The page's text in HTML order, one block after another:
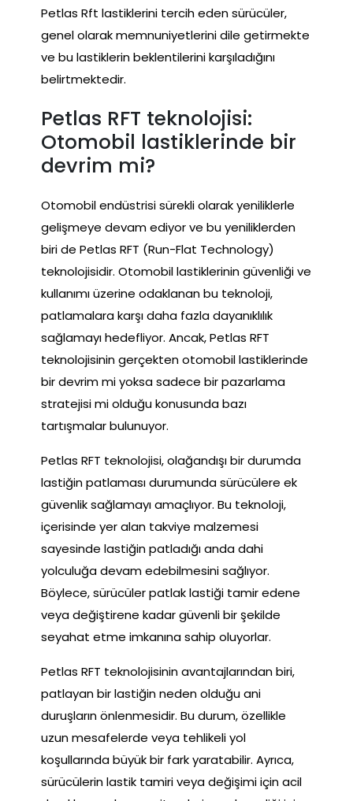
Petlas Rft lastiklerini tercih eden sürücüler,
genel olarak memnuniyetlerini dile getirmekte
ve bu lastiklerin beklentilerini karşıladığını
belirtmektedir.
Petlas RFT teknolojisi:
Otomobil lastiklerinde bir
devrim mi?
Otomobil endüstrisi sürekli olarak yeniliklerle
gelişmeye devam ediyor ve bu yeniliklerden
biri de Petlas RFT (Run-Flat Technology)
teknolojisidir. Otomobil lastiklerinin güvenliği ve
kullanımı üzerine odaklanan bu teknoloji,
patlamalara karşı daha fazla dayanıklılık
sağlamayı hedefliyor. Ancak, Petlas RFT
teknolojisinin gerçekten otomobil lastiklerinde
bir devrim mi yoksa sadece bir pazarlama
stratejisi mi olduğu konusunda bazı
tartışmalar bulunuyor.
Petlas RFT teknolojisi, olağandışı bir durumda
lastiğin patlaması durumunda sürücülere ek
güvenlik sağlamayı amaçlıyor. Bu teknoloji,
içerisinde yer alan takviye malzemesi
sayesinde lastiğin patladığı anda dahi
yolculuğa devam edebilmesini sağlıyor.
Böylece, sürücüler patlak lastiği tamir edene
veya değiştirene kadar güvenli bir şekilde
seyahat etme imkanına sahip oluyorlar.
Petlas RFT teknolojisinin avantajlarından biri,
patlayan bir lastiğin neden olduğu ani
duruşların önlenmesidir. Bu durum, özellikle
uzun mesafelerde veya tehlikeli yol
koşullarında büyük bir fark yaratabilir. Ayrıca,
sürücülerin lastik tamiri veya değişimi için acil